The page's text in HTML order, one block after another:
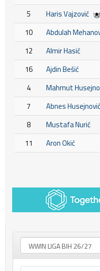
5
Haris Vajzović
10 Abdulah
12
Almir Hasić
16
Ajdin Bešić
4
Mahmut
7 Abnes Husejnović
8
Mustafa Nurić
11
Aron Okić